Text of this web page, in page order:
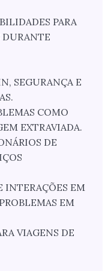
PARA
DURANTE
SEGURANÇA E
COMO
EXTRAVIADA.
DE
INTERAÇÕES EM
EM
VIAGENS DE